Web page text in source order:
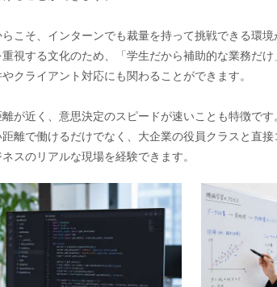
こそ、インターンでも裁量を持って挑戦できる環境
視する文化のため、「学生だから補助的な業務だ
クライアント対応にも関わることができます。
が近く、意思決定のスピードが速いことも特徴です
離で働けるだけでなく、大企業の役員クラスと直接
スのリアルな現場を経験できます。